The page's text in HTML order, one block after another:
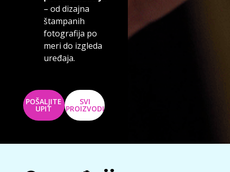
– od dizajna
štampanih
fotografija po
meri do izgleda
uređaja.
POŠALJITE
UPIT
SVI
PROIZVODI